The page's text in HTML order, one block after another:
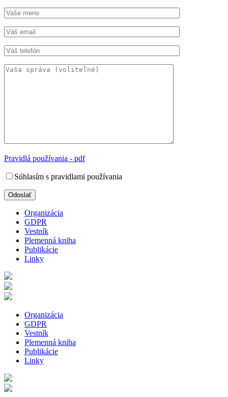
Pravidlá používania - pdf
Súhlasím s pravidlami používania
Organizácia
GDPR
Vestník
Plemenná kniha
Publikácie
Linky
Organizácia
GDPR
Vestník
Plemenná kniha
Publikácie
Linky